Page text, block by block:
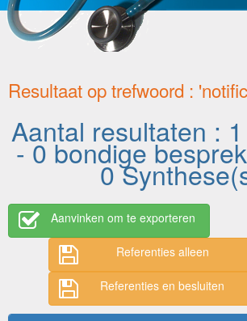
Resultaat op trefwoord :
Aantal resultaten :
- 0 bondige
0
Aanvinken om te exporteren
Referenties alleen
Referenties en besluiten